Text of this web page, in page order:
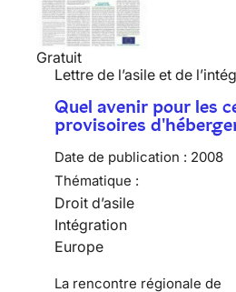
Gratuit
Lettre de l’asile et de
Quel avenir pour les
provisoires
Date de publication : 2008
Thématique :
Droit d’asile
Intégration
Europe
La rencontre régionale de